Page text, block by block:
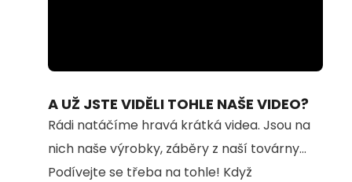
92.25%
A UŽ JSTE VIDĚLI TOHLE NAŠE VIDEO?
Rádi natáčíme hravá krátká videa. Jsou na
nich naše výrobky, záběry z naší továrny...
Podívejte se třeba na tohle! Když